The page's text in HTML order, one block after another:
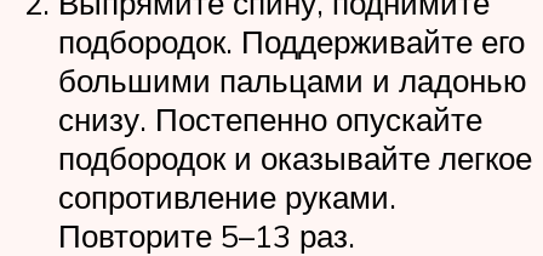
подбородок. Поддерживайте его
большими пальцами и ладонью
снизу. Постепенно опускайте
подбородок и оказывайте легкое
сопротивление руками.
Повторите 5–13 раз.